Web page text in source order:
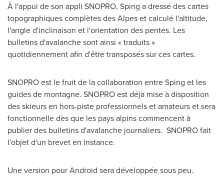
À l'appui de son appli SNOPRO, Sping a dressé des cartes
topographiques complètes des Alpes et calculé l'altitude,
l'angle d'inclinaison et l'orientation des pentes. Les
bulletins d'avalanche sont ainsi « traduits »
quotidiennement afin d'être transposés sur ces cartes.
SNOPRO est le fruit de la collaboration entre Sping et les
guides de montagne. SNOPRO est déjà mise à disposition
des skieurs en hors-piste professionnels et amateurs et sera
fonctionnelle dès que les pays alpins commencent à
publier des bulletins d'avalanche journaliers. SNOPRO fait
l'objet d'un brevet en instance.
Une version pour Android sera développée sous peu.